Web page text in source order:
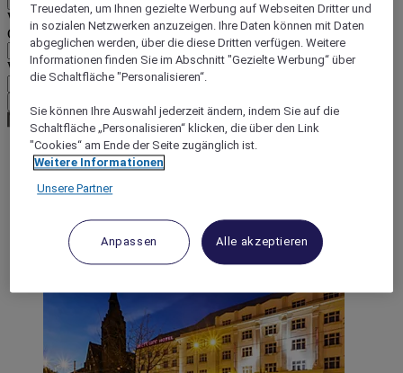
Währung unten auswählen
Geografische Zone
Währung
World
Europe
Ostrava
Treuedaten, um Ihnen gezielte Werbung auf Webseiten Dritter und
in sozialen Netzwerken anzuzeigen. Ihre Daten können mit Daten
abgeglichen werden, über die diese Dritten verfügen. Weitere
Informationen finden Sie im Abschnitt "Gezielte Werbung“ über
die Schaltfläche "Personalisieren“.
Sie können Ihre Auswahl jederzeit ändern, indem Sie auf die
Schaltfläche „Personalisieren“ klicken, die über den Link
"Cookies“ am Ende der Seite zugänglich ist.
Weitere Informationen
Unsere Partner
Anpassen Alle akzeptieren